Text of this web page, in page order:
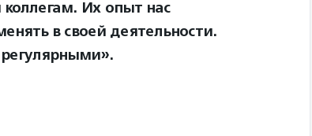
Их опыт нас
в своей деятельности.
регулярными».